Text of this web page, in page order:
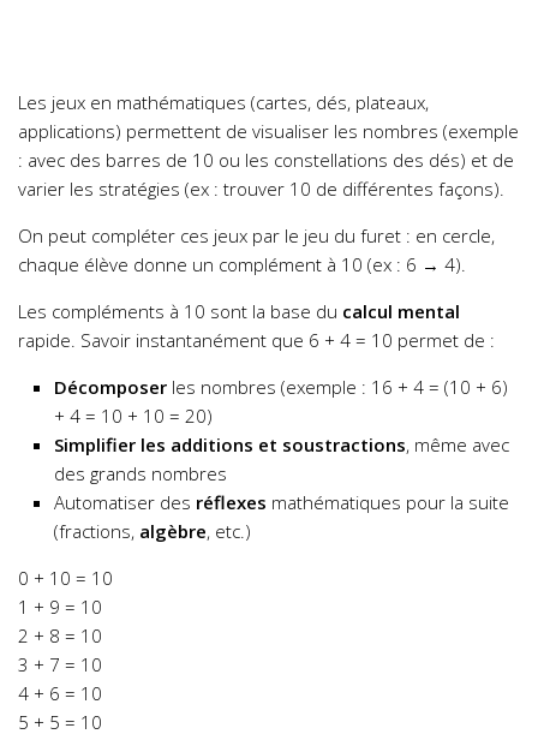
Les jeux en mathématiques (cartes, dés, plateaux,
applications) permettent de visualiser les nombres (exemple
: avec des barres de 10 ou les constellations des dés) et de
varier les stratégies (ex : trouver 10 de différentes façons).
On peut compléter ces jeux par le jeu du furet : en cercle,
chaque élève donne un complément à 10 (ex : 6 → 4).
Les compléments à 10 sont la base du calcul mental
rapide. Savoir instantanément que 6 + 4 = 10 permet de :
Décomposer les nombres (exemple : 16 + 4 = (10 + 6)
+ 4 = 10 + 10 = 20)
Simplifier les additions et soustractions, même avec
des grands nombres
Automatiser des réflexes mathématiques pour la suite
(fractions, algèbre, etc.)
0 + 10 = 10
1 + 9 = 10
2 + 8 = 10
3 + 7 = 10
4 + 6 = 10
5 + 5 = 10